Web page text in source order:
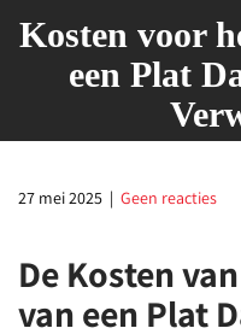
Kosten voor
een Plat
27 mei 2025 | Geen reacties
De Kosten
van een Plat